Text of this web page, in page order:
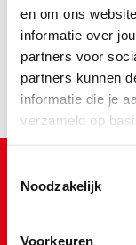
en om ons
informatie over
partners voor
partners kunnen
informatie die je
verzameld op
Noodzakelijk
Voorkeuren
Pincode
Persoonlijk
Er is een
We hebben het